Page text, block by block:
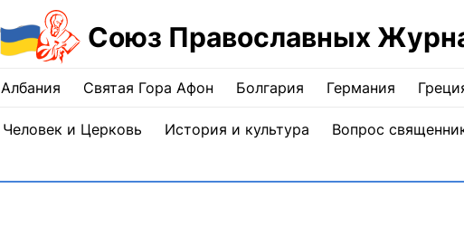
Союз Православных
Албания Святая Гора Афон Болгария Германия
Человек и Церковь История и культура Вопрос